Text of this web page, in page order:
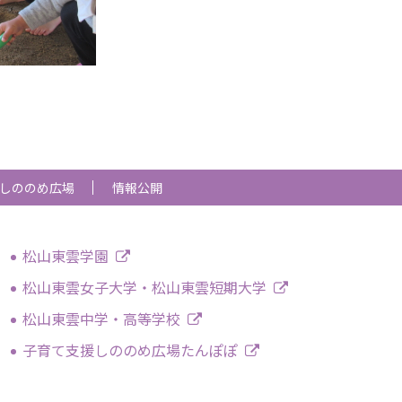
しののめ広場 情報公開
松山東雲学園
松山東雲女子大学・松山東雲短期大学
松山東雲中学・高等学校
子育て支援しののめ広場たんぽぽ